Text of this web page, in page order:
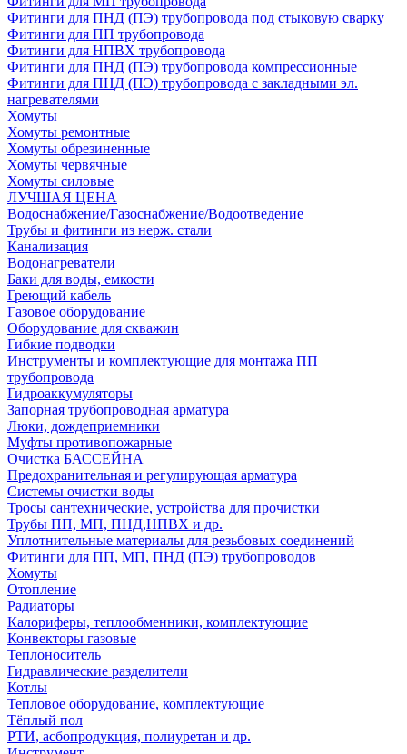
Фитинги для ПНД (ПЭ) трубопровода под стыковую сварку
Фитинги для ПП трубопровода
Фитинги для НПВХ трубопровода
Фитинги для ПНД (ПЭ) трубопровода компрессионные
Фитинги для ПНД (ПЭ) трубопровода с закладными эл.
нагревателями
Хомуты
Хомуты ремонтные
Хомуты обрезиненные
Хомуты червячные
Хомуты силовые
ЛУЧШАЯ ЦЕНА
Водоснабжение/Газоснабжение/Водоотведение
Трубы и фитинги из нерж. стали
Канализация
Водонагреватели
Баки для воды, емкости
Греющий кабель
Газовое оборудование
Оборудование для скважин
Гибкие подводки
Инструменты и комплектующие для монтажа ПП
трубопровода
Гидроаккумуляторы
Запорная трубопроводная арматура
Люки, дождеприемники
Муфты противопожарные
Очистка БАССЕЙНА
Предохранительная и регулирующая арматура
Системы очистки воды
Тросы сантехнические, устройства для прочистки
Трубы ПП, МП, ПНД,НПВХ и др.
Уплотнительные материалы для резьбовых соединений
Фитинги для ПП, МП, ПНД (ПЭ) трубопроводов
Хомуты
Отопление
Радиаторы
Калориферы, теплообменники, комплектующие
Конвекторы газовые
Теплоноситель
Гидравлические разделители
Котлы
Тепловое оборудование, комплектующие
Тёплый пол
РТИ, асбопродукция, полиуретан и др.